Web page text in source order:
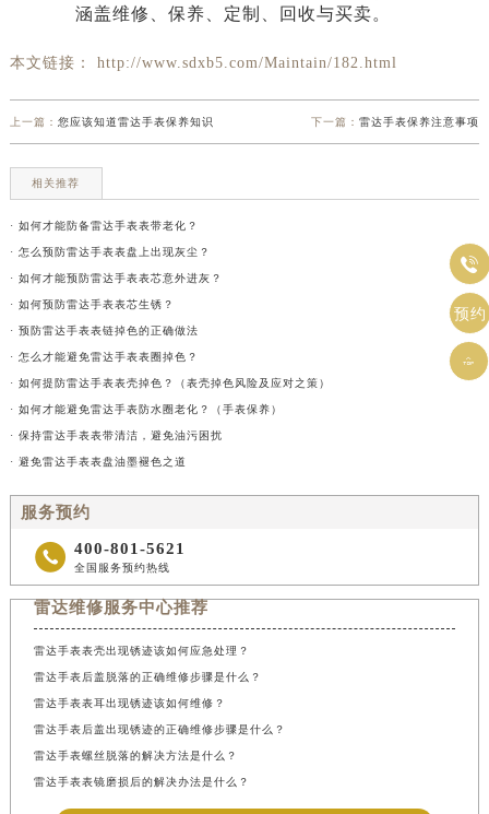
本文链接： http://www.sdxb5.com/Maintain/182.html
上一篇： 您应该知道雷达手表保养知识 下一篇：雷达手表保养注意事项
相关推荐
· 如何才能防备雷达手表表带老化？
· 怎么预防雷达手表表盘上出现灰尘？
· 如何才能预防雷达手表表芯意外进灰？
· 如何预防雷达手表表芯生锈？
· 预防雷达手表表链掉色的正确做法
· 怎么才能避免雷达手表表圈掉色？
· 如何提防雷达手表表壳掉色？（表壳掉色风险及应对之策）
· 如何才能避免雷达手表防水圈老化？（手表保养）
· 保持雷达手表表带清洁，避免油污困扰
· 避免雷达手表表盘油墨褪色之道
服务预约
 400-801-5621
全国服务预约热线
雷达维修服务中心推荐
雷达手表表壳出现锈迹该如何应急处理？
雷达手表后盖脱落的正确维修步骤是什么？
雷达手表表耳出现锈迹该如何维修？
雷达手表后盖出现锈迹的正确维修步骤是什么？
雷达手表螺丝脱落的解决方法是什么？
雷达手表表镜磨损后的解决办法是什么？

预约
